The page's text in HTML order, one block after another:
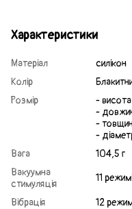
Характеристики
Матеріал
силікон
Колір
Розмір
-
-
-
-
Вага
104,5 г
Вакуумна
стимуляція
11
Вібрація
12